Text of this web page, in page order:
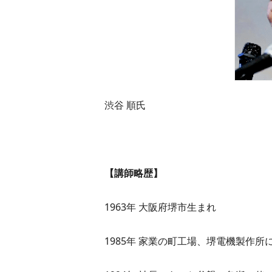
渋谷 順氏
【講師略歴】
1963年 大阪府堺市生まれ
1985年 家業の町工場、堺電機製作所